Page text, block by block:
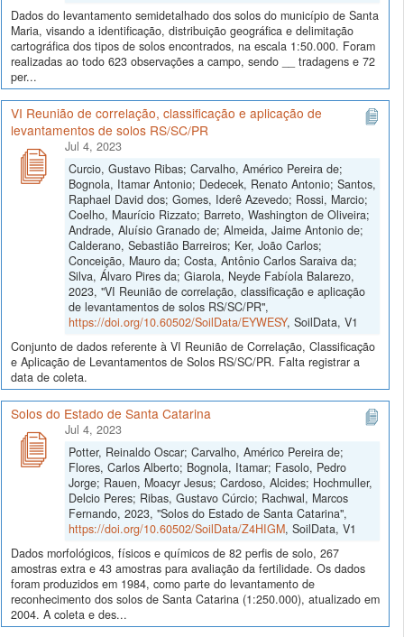
Dados do levantamento semidetalhado dos solos do município de Santa
Maria, visando a identificação, distribuição geográfica e delimitação
cartográfica dos tipos de solos encontrados, na escala 1:50.000. Foram
realizadas ao todo 623 observações a campo, sendo __ tradagens e 72
per...
VI Reunião de correlação, classificação e aplicação de
levantamentos de solos RS/SC/PR
Jul 4, 2023
Curcio, Gustavo Ribas; Carvalho, Américo Pereira de;
Bognola, Itamar Antonio; Dedecek, Renato Antonio; Santos,
Raphael David dos; Gomes, Iderê Azevedo; Rossi, Marcio;
Coelho, Maurício Rizzato; Barreto, Washington de Oliveira;
Andrade, Aluísio Granado de; Almeida, Jaime Antonio de;
Calderano, Sebastião Barreiros; Ker, João Carlos;
Conceição, Mauro da; Costa, Antônio Carlos Saraiva da;
Silva, Álvaro Pires da; Giarola, Neyde Fabíola Balarezo,
2023, "VI Reunião de correlação, classificação e aplicação
de levantamentos de solos RS/SC/PR",
https://doi.org/10.60502/SoilData/EYWESY, SoilData, V1
Conjunto de dados referente à VI Reunião de Correlação, Classificação
e Aplicação de Levantamentos de Solos RS/SC/PR. Falta registrar a
data de coleta.
Solos do Estado de Santa Catarina
Jul 4, 2023
Potter, Reinaldo Oscar; Carvalho, Américo Pereira de;
Flores, Carlos Alberto; Bognola, Itamar; Fasolo, Pedro
Jorge; Rauen, Moacyr Jesus; Cardoso, Alcides; Hochmuller,
Delcio Peres; Ribas, Gustavo Cúrcio; Rachwal, Marcos
Fernando, 2023, "Solos do Estado de Santa Catarina",
https://doi.org/10.60502/SoilData/Z4HIGM, SoilData, V1
Dados morfológicos, físicos e químicos de 82 perfis de solo, 267
amostras extra e 43 amostras para avaliação da fertilidade. Os dados
foram produzidos em 1984, como parte do levantamento de
reconhecimento dos solos de Santa Catarina (1:250.000), atualizado em
2004. A coleta e des...